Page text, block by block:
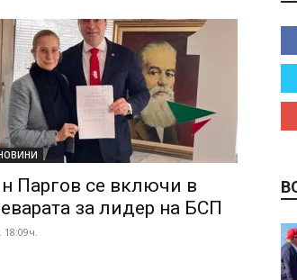
Паргов се включи в
за лидер на БСП
18:09ч.